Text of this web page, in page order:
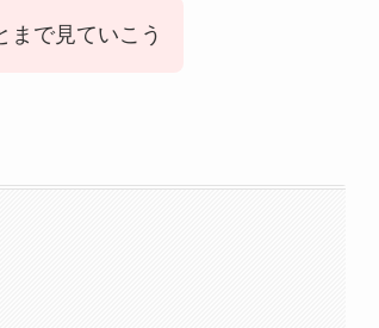
まで見ていこう